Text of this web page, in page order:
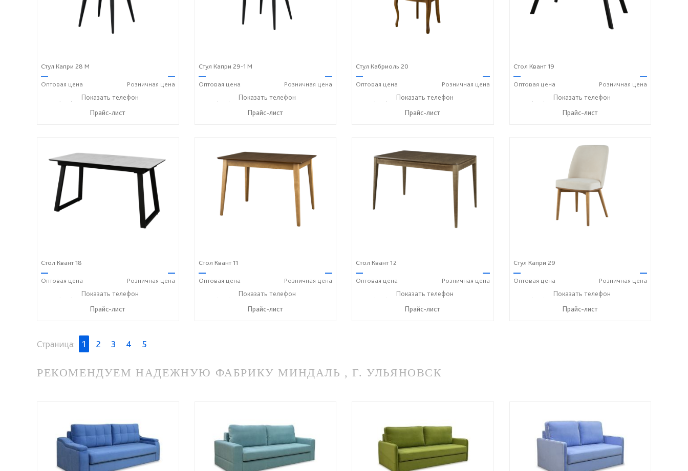
Стул Капри 28 М
—
Оптовая цена
—
Розничная цена
+7 (831) 614-39-98 ☎+7 908 742 8767
Показать телефон
Прайс-лист
Стул Капри 29-1 М
—
Оптовая цена
—
Розничная цена
+7 (831) 614-39-98 ☎+7 908 742 8767
Показать телефон
Прайс-лист
Стул Кабриоль 20
—
Оптовая цена
—
Розничная цена
+7 (831) 614-39-98 ☎+7 908 742 8767
Показать телефон
Прайс-лист
Стол Квант 19
—
Оптовая цена
—
Розничная цена
+7 (831) 614-39-98 ☎+7 908 742 8767
Показать телефон
Прайс-лист
Стол Квант 18
—
Оптовая цена
—
Розничная цена
+7 (831) 614-39-98 ☎+7 908 742 8767
Показать телефон
Прайс-лист
Стол Квант 11
—
Оптовая цена
—
Розничная цена
+7 (831) 614-39-98 ☎+7 908 742 8767
Показать телефон
Прайс-лист
Стол Квант 12
—
Оптовая цена
—
Розничная цена
+7 (831) 614-39-98 ☎+7 908 742 8767
Показать телефон
Прайс-лист
Стул Капри 29
—
Оптовая цена
—
Розничная цена
+7 (831) 614-39-98 ☎+7 908 742 8767
Показать телефон
Прайс-лист
Страница: 1 2 3 4 5
РЕКОМЕНДУЕМ НАДЕЖНУЮ ФАБРИКУ МИНДАЛЬ , Г. УЛЬЯНОВСК